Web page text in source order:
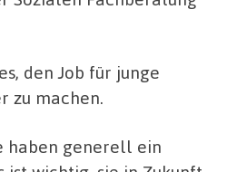
den Job für junge
zu machen.
haben generell ein